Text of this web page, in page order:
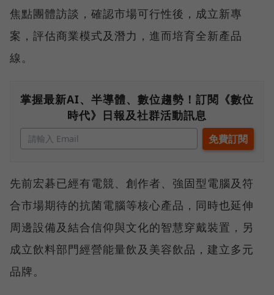
焦點團體訪談，確認市場可行性後，成立新專
案，評估商業模式及潛力，進而培育全新產品
線。
掌握最新AI、半導體、數位趨勢！訂閱《數位
時代》日報及社群活動訊息
先前宏碁已經有電競、創作者、強固型電腦及符
合市場期待的抗菌電腦等核心產品，同時也延伸
周邊設備及結合信仰與文化的智慧穿戴裝置，另
成立飲料部門經營能量飲及美容飲品，建立多元
品牌。